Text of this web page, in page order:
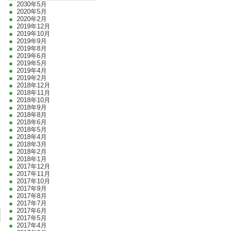
2030年5月
2020年5月
2020年2月
2019年12月
2019年10月
2019年9月
2019年8月
2019年6月
2019年5月
2019年4月
2019年2月
2018年12月
2018年11月
2018年10月
2018年9月
2018年8月
2018年6月
2018年5月
2018年4月
2018年3月
2018年2月
2018年1月
2017年12月
2017年11月
2017年10月
2017年9月
2017年8月
2017年7月
2017年6月
2017年5月
2017年4月